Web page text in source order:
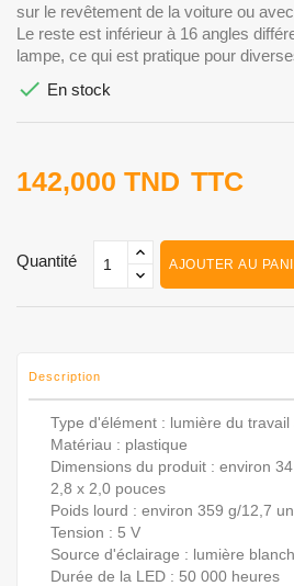
sur le revêtement de la voiture ou
Le reste est inférieur à 16 angles
lampe, ce qui est pratique pour
 En stock
142,000 TND TTC
Quantité AJOUTER AU
Description
Type d'élément : lumière du travail
Matériau : plastique
Dimensions du produit : environ
2,8 x 2,0 pouces
Poids lourd : environ 359 g/12,7
Tension : 5 V
Source d'éclairage : lumière
Durée de la LED : 50 000 heures